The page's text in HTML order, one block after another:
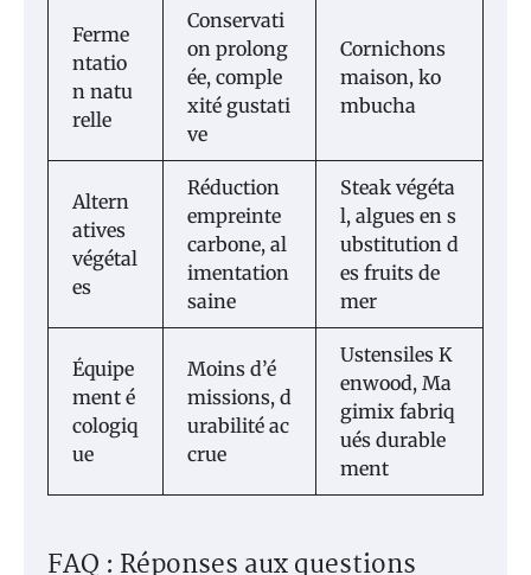
Ferme
ntatio
n natu
relle
Conservati
on prolong
ée, comple
xité gustati
ve
Cornichons
maison, ko
mbucha
Altern
atives
végétal
es
Réduction
empreinte
carbone, al
imentation
saine
Steak végéta
l, algues en s
ubstitution d
es fruits de
mer
Équipe
ment é
cologiq
ue
Moins d’é
missions, d
urabilité ac
crue
Ustensiles K
enwood, Ma
gimix fabriq
ués durable
ment
FAQ : Réponses aux questions